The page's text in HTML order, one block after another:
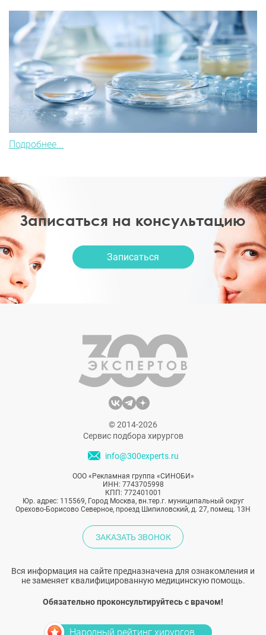
Подробнее...
Записаться на консультацию
Записаться
© 2014-2026
Сервис подбора хирургов
info@300experts.ru
ООО «Рекламная группа «СИНОБИ»
ИНН: 7743705998
КПП: 772401001
Юр. адрес: 115569, Город Москва, вн.тер.г. муниципальный округ
Орехово-Борисово Северное, проезд Шипиловский, д. 27, помещ. 13Н
ЗАКАЗАТЬ ЗВОНОК
Вся информация на сайте предназначена для ознакомления и
не заменяет квалифицированную медицинскую помощь.
Обязательно проконсультируйтесь с врачом!
Народный рейтинг хирургов